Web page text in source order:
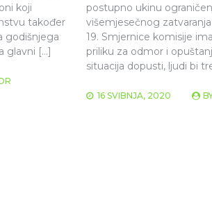
koji
također
godišnjega
glavni […]
postupno ukinu
višemjesečnog
19. Smjernice komisije
priliku za odmor i
situacija dopusti, ljudi bi
16 SVIBNJA, 2020
za iznajmljivače
2021 ADMINISTRATOR 2